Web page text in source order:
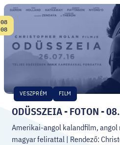
ODÜSSZEIA - FOTON -
VESZPRÉM FILM
Date:
08
08
Amerikai-angol kalandfilm, angol
magyar felirattal | Rendező: